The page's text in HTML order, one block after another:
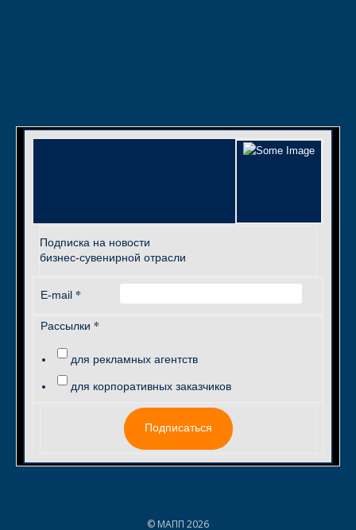
Подписка на новости
бизнес-сувенирной отрасли
E-mail *
Рассылки *
для рекламных агентств
для корпоративных заказчиков
Подписаться
© МАПП 2026